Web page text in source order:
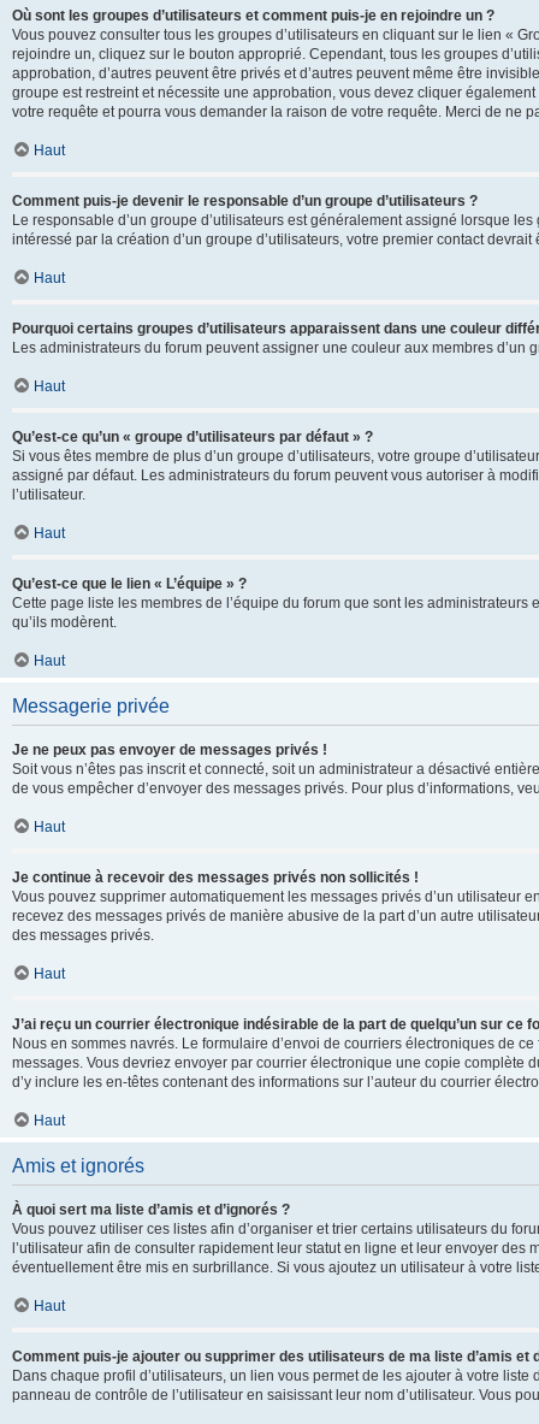
Où sont les groupes d’utilisateurs et comment puis-je en rejoindre un ?
Vous pouvez consulter tous les groupes d’utilisateurs en cliquant sur le lien «
rejoindre un, cliquez sur le bouton approprié. Cependant, tous les groupes
approbation, d’autres peuvent être privés et d’autres peuvent même être
groupe est restreint et nécessite une approbation, vous devez cliquer
votre requête et pourra vous demander la raison de votre requête. Merci de ne
Haut
Comment puis-je devenir le responsable d’un groupe d’utilisateurs ?
Le responsable d’un groupe d’utilisateurs est généralement assigné lorsque
intéressé par la création d’un groupe d’utilisateurs, votre premier contact
Haut
Pourquoi certains groupes d’utilisateurs apparaissent dans une couleur
Les administrateurs du forum peuvent assigner une couleur aux membres d’un
Haut
Qu’est-ce qu’un « groupe d’utilisateurs par défaut » ?
Si vous êtes membre de plus d’un groupe d’utilisateurs, votre groupe
assigné par défaut. Les administrateurs du forum peuvent vous autoriser à
l’utilisateur.
Haut
Qu’est-ce que le lien « L’équipe » ?
Cette page liste les membres de l’équipe du forum que sont les
qu’ils modèrent.
Haut
Messagerie privée
Je ne peux pas envoyer de messages privés !
Soit vous n’êtes pas inscrit et connecté, soit un administrateur a désactivé
de vous empêcher d’envoyer des messages privés. Pour plus d’informations,
Haut
Je continue à recevoir des messages privés non sollicités !
Vous pouvez supprimer automatiquement les messages privés d’un utilisateur
recevez des messages privés de manière abusive de la part d’un autre
des messages privés.
Haut
J’ai reçu un courrier électronique indésirable de la part de quelqu’un sur ce
Nous en sommes navrés. Le formulaire d’envoi de courriers électroniques de
messages. Vous devriez envoyer par courrier électronique une copie complète
d’y inclure les en-têtes contenant des informations sur l’auteur du courrier
Haut
Amis et ignorés
À quoi sert ma liste d’amis et d’ignorés ?
Vous pouvez utiliser ces listes afin d’organiser et trier certains utilisateurs du
l’utilisateur afin de consulter rapidement leur statut en ligne et leur envoyer
éventuellement être mis en surbrillance. Si vous ajoutez un utilisateur à votre
Haut
Comment puis-je ajouter ou supprimer des utilisateurs de ma liste d’amis et
Dans chaque profil d’utilisateurs, un lien vous permet de les ajouter à votre
panneau de contrôle de l’utilisateur en saisissant leur nom d’utilisateur. Vous